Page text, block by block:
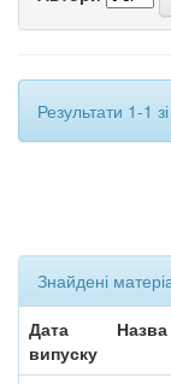
Результати 1-1
Знайдені
Дата
випуску
Назва